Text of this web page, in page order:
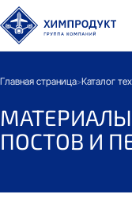
Главная страница>Каталог
ПОСТОВ И